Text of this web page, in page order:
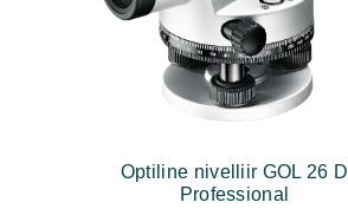
Optiline nivelliir GOL 26 D
Professional